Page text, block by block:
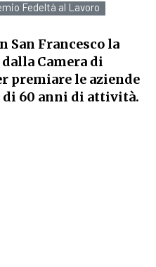
Fedeltà al Lavoro
San Francesco la
Camera di
premiare le aziende
60 anni di attività.